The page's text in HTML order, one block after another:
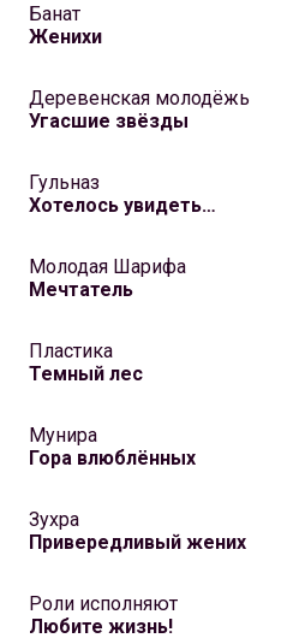
Банат
Женихи
Деревенская молодёжь
Угасшие звёзды
Гульназ
Хотелось увидеть…
Молодая Шарифа
Мечтатель
Пластика
Темный лес
Мунира
Гора влюблённых
Зухра
Привередливый жених
Роли исполняют
Любите жизнь!